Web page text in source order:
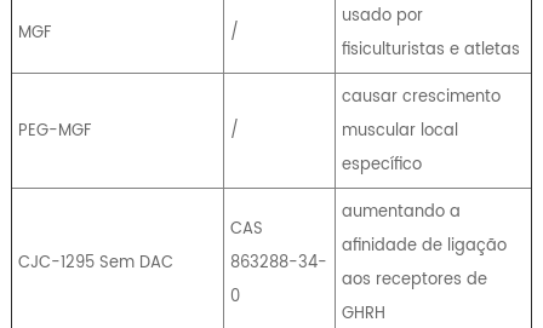
MGF /
usado por
fisiculturistas e atletas
PEG-MGF /
causar crescimento
muscular local
específico
CJC-1295 Sem DAC
CAS
863288-34-
0
aumentando a
afinidade de ligação
aos receptores de
GHRH